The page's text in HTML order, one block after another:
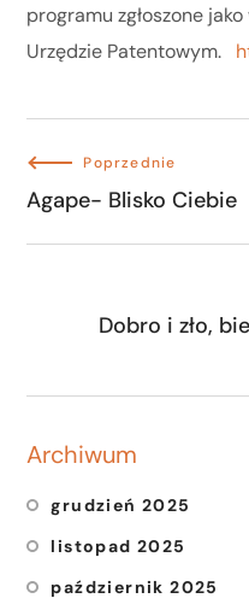
programuzgłoszone
Urzędzie Patentowym.
Poprzednie
Agape- Blisko Ciebie
Dobro i zło,
Archiwum
grudzień 2025
listopad 2025
październik 2025